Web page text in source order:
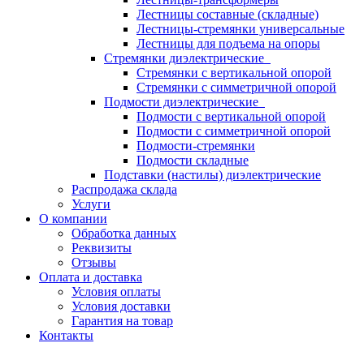
Лестницы составные (складные)
Лестницы-стремянки универсальные
Лестницы для подъема на опоры
Стремянки диэлектрические
Стремянки с вертикальной опорой
Стремянки с симметричной опорой
Подмости диэлектрические
Подмости с вертикальной опорой
Подмости с симметричной опорой
Подмости-стремянки
Подмости складные
Подставки (настилы) диэлектрические
Распродажа склада
Услуги
О компании
Обработка данных
Реквизиты
Отзывы
Оплата и доставка
Условия оплаты
Условия доставки
Гарантия на товар
Контакты